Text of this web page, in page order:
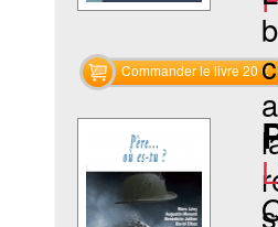
Commander le livre 20 €